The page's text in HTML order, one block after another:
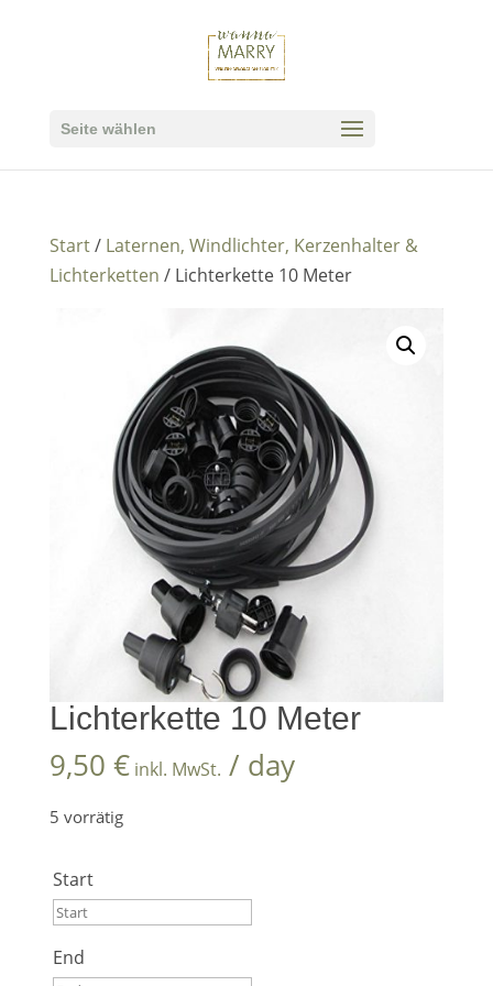
Seite wählen
Start/ Laternen, Windlichter, Kerzenhalter &
Lichterketten / Lichterkette 10 Meter
Lichterkette 10 Meter
9,50 € inkl. MwSt. / day
5 vorrätig
Start
August
End